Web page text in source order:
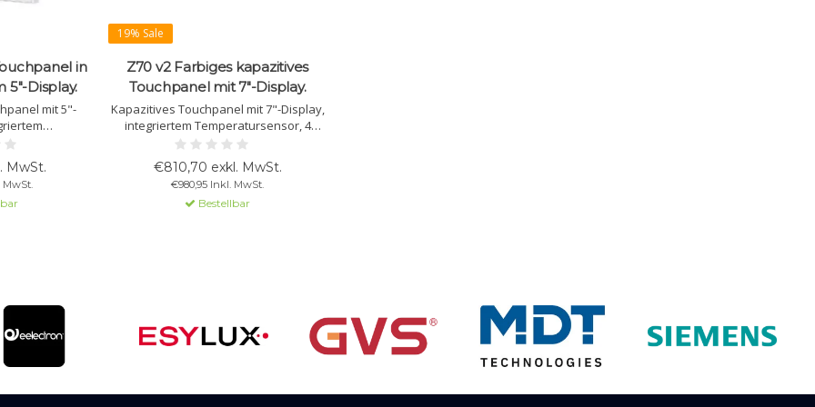
in
5"-Display.
mit 5"-
Erhältlich
Silber.
MwSt.
19% Sale
Z70 v2 Farbiges kapazitives
Touchpanel mit 7"-Display.
Kapazitives Touchpanel mit 7"-Display,
integriertem Temperatursensor, 4
Eingängen und Unterstützung für bis
zu 56 Bedienfenster. Optional:
Fernbedienung per App oder Browser.
Perfekt für Smart Homes und Hotels.
€810,70 exkl. MwSt.
€980,95 Inkl. MwSt.
Bestellbar